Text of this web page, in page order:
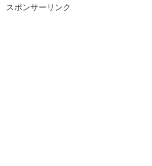
スポンサーリンク